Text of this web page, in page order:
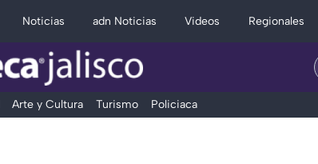
Noticias adn Noticias Videos Regionales
Arte y Cultura Turismo Policiaca